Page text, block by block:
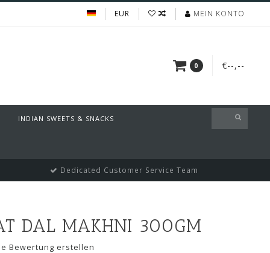
EUR MEIN KONTO
0 €--,--
INDIAN SWEETS & SNACKS
Dedicated Customer Service Team
DAL MAKHNI 300GM
Bewertung erstellen